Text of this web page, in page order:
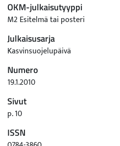
OKM-julkaisutyyppi
M2 Esitelmä tai posteri
Julkaisusarja
Kasvinsuojelupäivä
Numero
19.1.2010
Sivut
p. 10
ISSN